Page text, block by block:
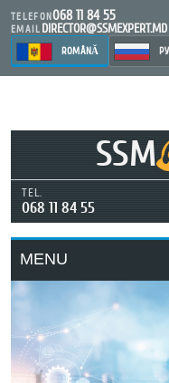
TELEFON068 11 84 55
EMAIL DIRECTOR@SSMEXPERT.MD
ROMÂNĂ
SSM
TEL.
068 11 84 55
MENU